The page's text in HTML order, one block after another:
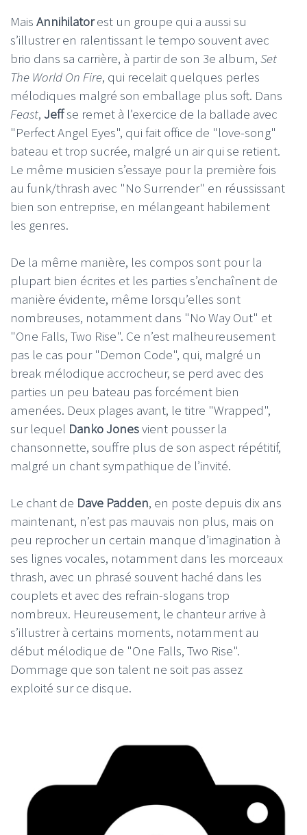
Mais Annihilatorest un groupe qui a aussi su
s’illustrer en ralentissant le tempo souvent avec
brio dans sa carrière, à partir de son 3e album, Set
The World On Fire, qui recelait quelques perles
mélodiques malgré son emballage plus soft. Dans
Feast, Jeffse remet à l’exercice de la ballade avec
"Perfect Angel Eyes", qui fait office de "love-song"
bateau et trop sucrée, malgré un air qui se retient.
Le même musicien s’essaye pour la première fois
au funk/thrash avec "No Surrender" en réussissant
bien son entreprise, en mélangeant habilement
les genres.
De la même manière, les compos sont pour la
plupart bien écrites et les parties s’enchaînent de
manière évidente, même lorsqu’elles sont
nombreuses, notamment dans "No Way Out" et
"One Falls, Two Rise". Ce n’est malheureusement
pas le cas pour "Demon Code", qui, malgré un
break mélodique accrocheur, se perd avec des
parties un peu bateau pas forcément bien
amenées. Deux plages avant, le titre "Wrapped",
sur lequel Danko Jonesvient pousser la
chansonnette, souffre plus de son aspect répétitif,
malgré un chant sympathique de l’invité.
Le chant de Dave Padden, en poste depuis dix ans
maintenant, n’est pas mauvais non plus, mais on
peu reprocher un certain manque d’imagination à
ses lignes vocales, notamment dans les morceaux
thrash, avec un phrasé souvent haché dans les
couplets et avec des refrain-slogans trop
nombreux. Heureusement, le chanteur arrive à
s’illustrer à certains moments, notamment au
début mélodique de "One Falls, Two Rise".
Dommage que son talent ne soit pas assez
exploité sur ce disque.